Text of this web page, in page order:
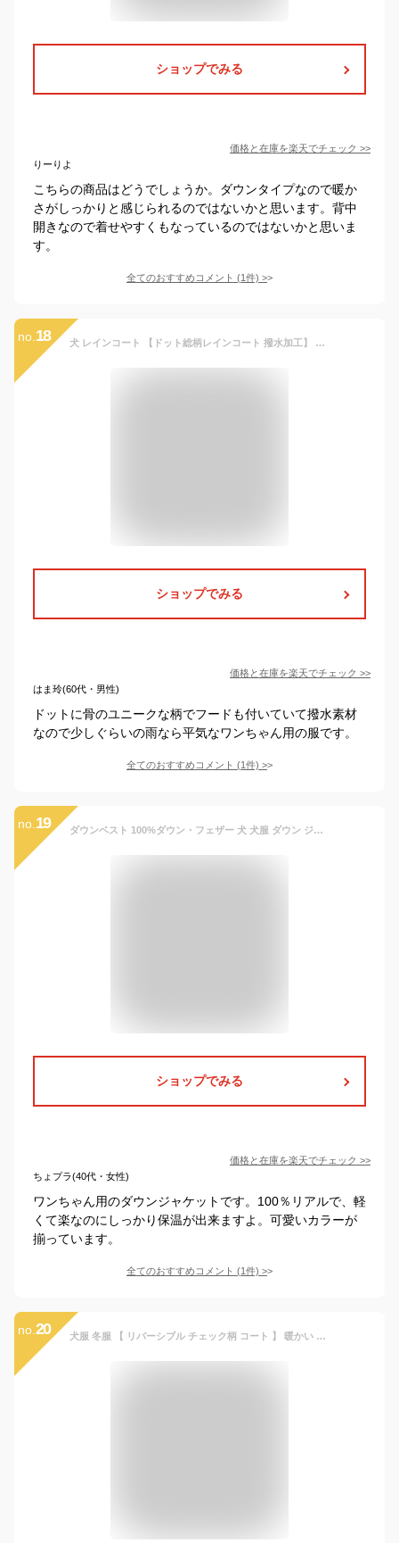
ショップでみる
価格と在庫を楽天でチェック >>
りーりよ
こちらの商品はどうでしょうか。ダウンタイプなので暖か
さがしっかりと感じられるのではないかと思います。背中
開きなので着せやすくもなっているのではないかと思いま
す。
全てのおすすめコメント (1件) >
no. 18 犬 レインコート 【ドット総柄レインコート 撥水加工】 犬の服 いぬ 【雨具犬服！】 (カッパ) 小型犬 中型犬 春 夏 春服 夏用 夏服 秋 冬 秋服 冬用 冬服 おしゃれ おもしろ かわいい 可愛い 着せやすい セール 女の子 男の子 オス メス
ショップでみる
価格と在庫を楽天でチェック >>
はま玲(60代・男性)
ドットに骨のユニークな柄でフードも付いていて撥水素材
なので少しぐらいの雨なら平気なワンちゃん用の服です。
全てのおすすめコメント (1件) >
no. 19 ダウンベスト 100%ダウン・フェザー 犬 犬服 ダウン ジャケット ベスト フレンチブルドッグ 冬服 極暖 暖かい 可愛い 寒さ対策 冬 フレブル パグ ダウンジャケット 犬用 ドッグ ウェア 防寒 アウター 雪遊び 軽量 散歩 シニア 老犬 旅行 KM952T
ショップでみる
価格と在庫を楽天でチェック >>
ちょプラ(40代・女性)
ワンちゃん用のダウンジャケットです。100％リアルで、軽
くて楽なのにしっかり保温が出来ますよ。可愛いカラーが
揃っています。
全てのおすすめコメント (1件) >
no. 20 犬服 冬服 【 リバーシブル チェック柄 コート 】 暖かい 小型犬 中型犬用 防寒 ジャケット コート ブルゾン ベストダウン 犬 服 風 ペット 洋服 ドッグウェア【 フレンチブルドッグ happier チワワ マルチーズ トイプードル パグ シュナウザーなど 】 おしゃれ